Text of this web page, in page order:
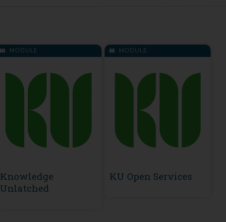
MODULE
Knowledge
Unlatched
MODULE
KU Open Services